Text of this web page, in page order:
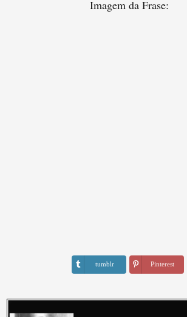
Imagem da Frase:
tumblr Pinterest